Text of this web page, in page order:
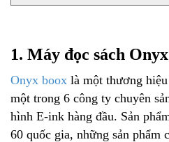
1. Máy đọc sách
Onyx boox là một thương
một trong 6 công ty chuyên
hình E-ink hàng đầu. Sản
60 quốc gia, những sản phẩm